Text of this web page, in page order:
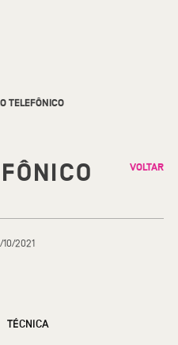
TELEFÔNICO
VOLTAR
2021
TÉCNICA